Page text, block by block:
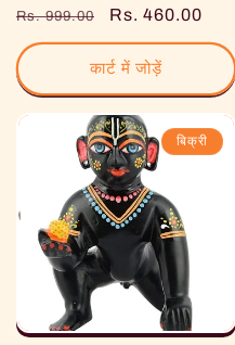
नियमित
रूप
से
मूल्य
Rs. 999.00
विक्रय
कीमत
Rs. 460.00
कार्ट में जोड़ें
बिक्री